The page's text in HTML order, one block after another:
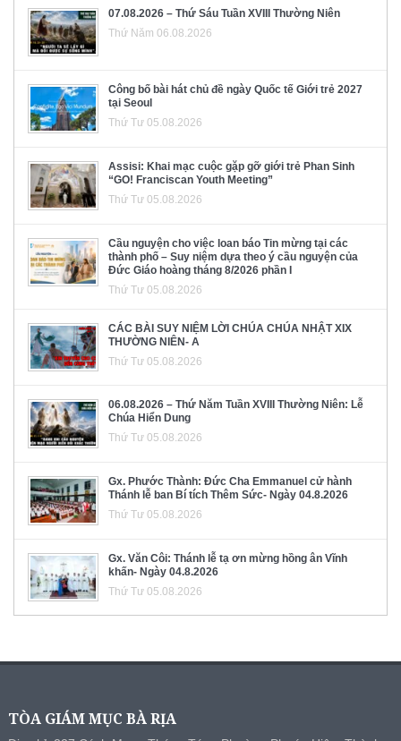
07.08.2026 – Thứ Sáu Tuần XVIII Thường Niên
Thứ Năm 06.08.2026
Công bố bài hát chủ đề ngày Quốc tế Giới trẻ 2027
tại Seoul
Thứ Tư 05.08.2026
Assisi: Khai mạc cuộc gặp gỡ giới trẻ Phan Sinh
“GO! Franciscan Youth Meeting”
Thứ Tư 05.08.2026
Cầu nguyện cho việc loan báo Tin mừng tại các
thành phố – Suy niệm dựa theo ý cầu nguyện của
Đức Giáo hoàng tháng 8/2026 phần I
Thứ Tư 05.08.2026
CÁC BÀI SUY NIỆM LỜI CHÚA CHÚA NHẬT XIX
THƯỜNG NIÊN- A
Thứ Tư 05.08.2026
06.08.2026 – Thứ Năm Tuần XVIII Thường Niên: Lễ
Chúa Hiển Dung
Thứ Tư 05.08.2026
Gx. Phước Thành: Đức Cha Emmanuel cử hành
Thánh lễ ban Bí tích Thêm Sức- Ngày 04.8.2026
Thứ Tư 05.08.2026
Gx. Văn Côi: Thánh lễ tạ ơn mừng hồng ân Vĩnh
khấn- Ngày 04.8.2026
Thứ Tư 05.08.2026
TÒA GIÁM MỤC BÀ RỊA